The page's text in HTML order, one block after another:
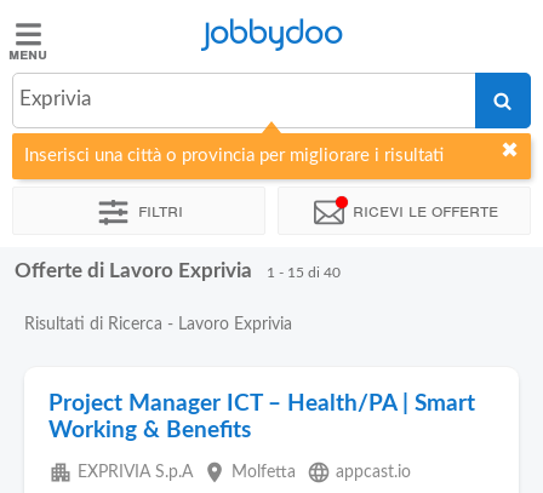
Jobbydoo
Offerte
di
lavoro
Elenco
Blog
Jobbydoo
Exprivia
Inserisci una città o provincia per migliorare i risultati
Filtri Ricevi le offerte
Offerte di Lavoro Exprivia 1 - 15 di 40
Risultati di Ricerca - Lavoro Exprivia
Project Manager ICT – Health/PA | Smart
Working & Benefits
apartment EXPRIVIA S.p.A place Molfetta language appcast.io